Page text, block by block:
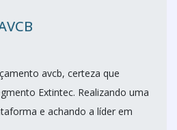
avcb, certeza que
Extintec. Realizando uma
e achando a líder em